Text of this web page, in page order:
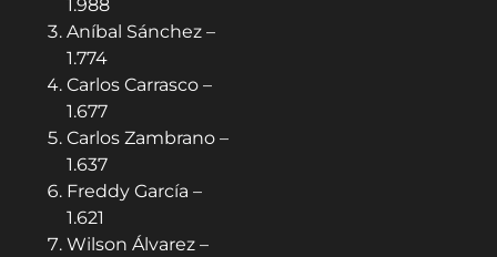
1.988
Aníbal Sánchez –
1.774​
Carlos Carrasco –
1.677
Carlos Zambrano –
1.637
Freddy García –
1.621​
Wilson Álvarez –